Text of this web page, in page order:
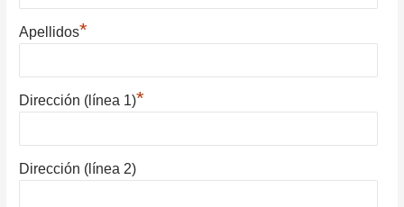
Apellidos*
Dirección (línea 1)*
Dirección (línea 2)